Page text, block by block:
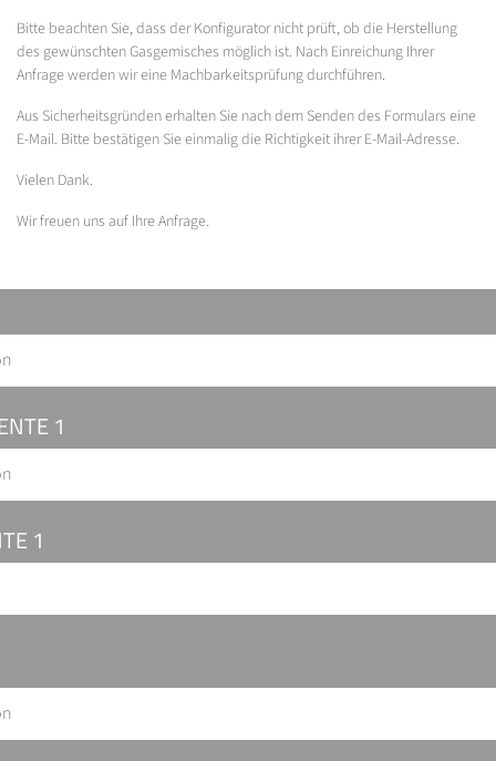
Bitte beachten Sie, dass der Konfigurator nicht prüft, ob die Herstellung
des gewünschten Gasgemisches möglich ist. Nach Einreichung Ihrer
Anfrage werden wir eine Machbarkeitsprüfung durchführen.
Aus Sicherheitsgründen erhalten Sie nach dem Senden des Formulars eine
E-Mail. Bitte bestätigen Sie einmalig die Richtigkeit ihrer E-Mail-Adresse.
Vielen Dank.
Wir freuen uns auf Ihre Anfrage.
1
1